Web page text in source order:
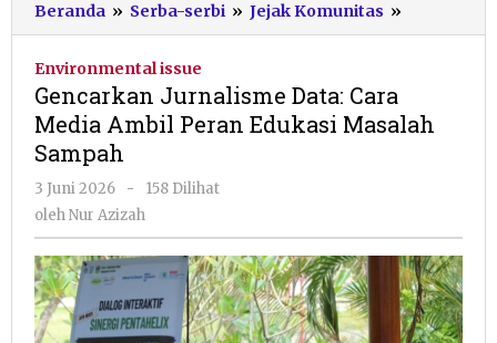
Beranda » Serba-serbi » Jejak Komunitas »
Jurnalisme
Ambil
Environmental issue
Gencarkan Jurnalisme Data: Cara
Media Ambil Peran Edukasi Masalah
Sampah
3 Juni 2026
oleh
Nur
-
158 Dilihat
olehNur Azizah